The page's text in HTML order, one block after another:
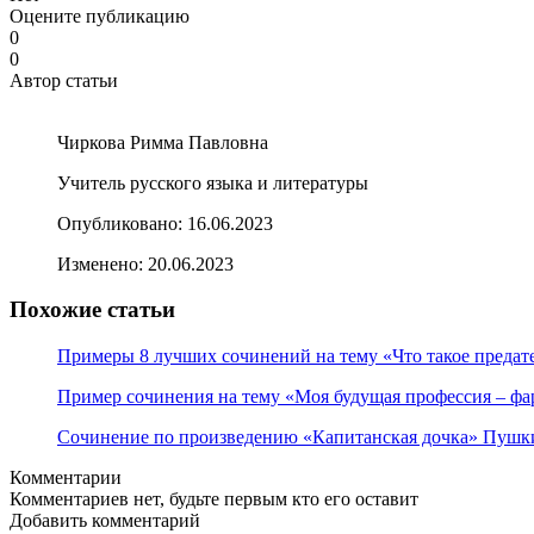
Оцените публикацию
0
0
Автор статьи
Чиркова Римма Павловна
Учитель русского языка и литературы
Опубликовано: 16.06.2023
Изменено: 20.06.2023
Похожие статьи
Примеры 8 лучших сочинений на тему «Что такое
Пример сочинения на тему «Моя будущая профессия –
Сочинение по произведению «Капитанская дочка»
Комментарии
Комментариев нет, будьте первым кто его оставит
Добавить комментарий